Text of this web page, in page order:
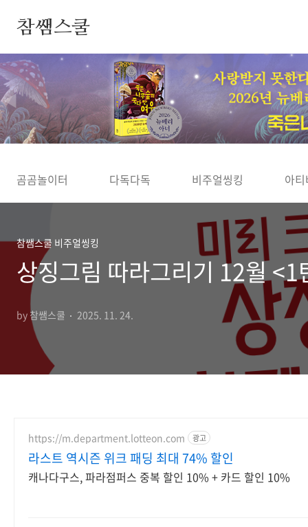
참쌤스쿨
◀
곰곰놀이터 다독다독 비주얼씽킹 아
참쌤스쿨 비주얼씽킹
상징그림 따라그리기 12월
by 참쌤스쿨 2025. 11. 24.
https://m.department.lotteon.com 광고
라스트 역시즌 위크 패딩 최대 74% 할인
캐나다구스, 파라점퍼스 중복 할인 10% + 카드 할인 10%